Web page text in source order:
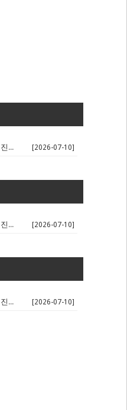
🌍 경기 AI 스타트업 해외 진출 판... [2026-07-10]
🌍 경기 AI 스타트업 해외 진출 판... [2026-07-10]
🌍 경기 AI 스타트업 해외 진출 판... [2026-07-10]